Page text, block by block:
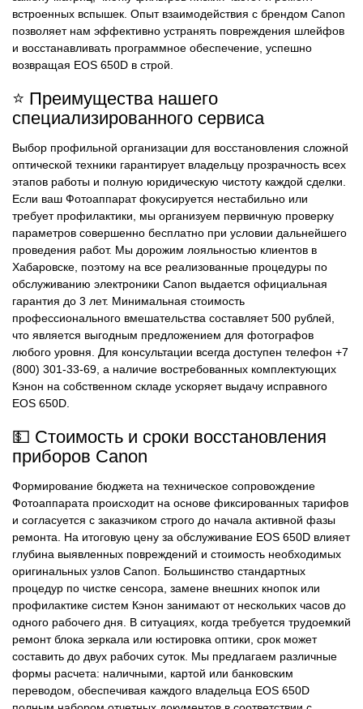
встроенных вспышек. Опыт взаимодействия с брендом Canon
позволяет нам эффективно устранять повреждения шлейфов
и восстанавливать программное обеспечение, успешно
возвращая EOS 650D в строй.
⭐ Преимущества нашего
специализированного сервиса
Выбор профильной организации для восстановления сложной
оптической техники гарантирует владельцу прозрачность всех
этапов работы и полную юридическую чистоту каждой сделки.
Если ваш Фотоаппарат фокусируется нестабильно или
требует профилактики, мы организуем первичную проверку
параметров совершенно бесплатно при условии дальнейшего
проведения работ. Мы дорожим лояльностью клиентов в
Хабаровске, поэтому на все реализованные процедуры по
обслуживанию электроники Canon выдается официальная
гарантия до 3 лет. Минимальная стоимость
профессионального вмешательства составляет 500 рублей,
что является выгодным предложением для фотографов
любого уровня. Для консультации всегда доступен телефон +7
(800) 301-33-69, а наличие востребованных комплектующих
Кэнон на собственном складе ускоряет выдачу исправного
EOS 650D.
💵 Стоимость и сроки восстановления
приборов Canon
Формирование бюджета на техническое сопровождение
Фотоаппарата происходит на основе фиксированных тарифов
и согласуется с заказчиком строго до начала активной фазы
ремонта. На итоговую цену за обслуживание EOS 650D влияет
глубина выявленных повреждений и стоимость необходимых
оригинальных узлов Canon. Большинство стандартных
процедур по чистке сенсора, замене внешних кнопок или
профилактике систем Кэнон занимают от нескольких часов до
одного рабочего дня. В ситуациях, когда требуется трудоемкий
ремонт блока зеркала или юстировка оптики, срок может
составить до двух рабочих суток. Мы предлагаем различные
формы расчета: наличными, картой или банковским
переводом, обеспечивая каждого владельца EOS 650D